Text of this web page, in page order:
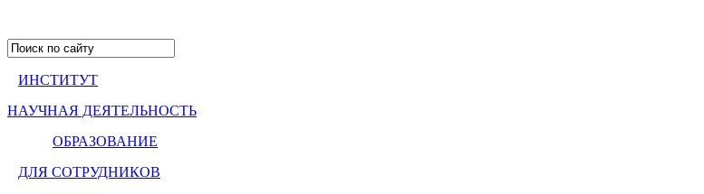
ИНСТИТУТ
НАУЧНАЯ ДЕЯТЕЛЬНОСТЬ
ОБРАЗОВАНИЕ
ДЛЯ СОТРУДНИКОВ